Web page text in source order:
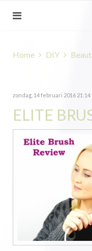
Home DIY
zondag, 14 februari 2016 21:14
ELITE